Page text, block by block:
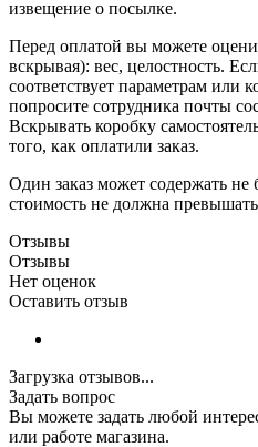
извещение о посылке.
Перед оплатой вы можете
вскрывая): вес, целостность.
соответствует параметрам или
попросите сотрудника почты
Вскрывать коробку
того, как оплатили заказ.
Один заказ может содержать
стоимость не должна
Отзывы
Отзывы
Нет оценок
Оставить отзыв
Загрузка отзывов...
Задать вопрос
Вы можете задать любой
или работе магазина.